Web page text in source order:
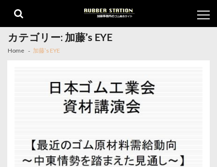
navigation
content
カテゴリー: 加藤’s EYE
Home 加藤’s EYE